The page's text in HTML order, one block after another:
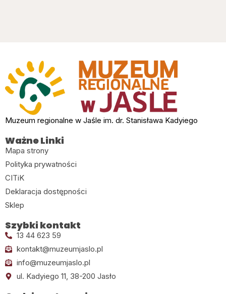
Muzeum regionalne w Jaśle im. dr. Stanisława Kadyiego
Ważne Linki
Mapa strony
Polityka prywatności
CITiK
Deklaracja dostępności
Sklep
Szybki kontakt
13 44 623 59
kontakt@muzeumjaslo.pl
info@muzeumjaslo.pl
ul. Kadyiego 11, 38-200 Jasło